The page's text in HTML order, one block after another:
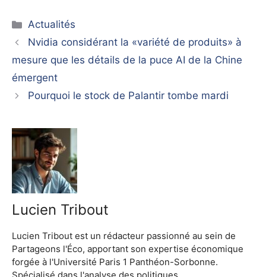
Catégories
Actualités
Nvidia considérant la «variété de produits» à
mesure que les détails de la puce AI de la Chine
émergent
Pourquoi le stock de Palantir tombe mardi
Lucien Tribout
Lucien Tribout est un rédacteur passionné au sein de
Partageons l'Éco, apportant son expertise économique
forgée à l'Université Paris 1 Panthéon-Sorbonne.